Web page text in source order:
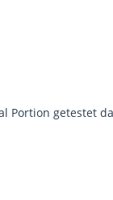
Portion getestet